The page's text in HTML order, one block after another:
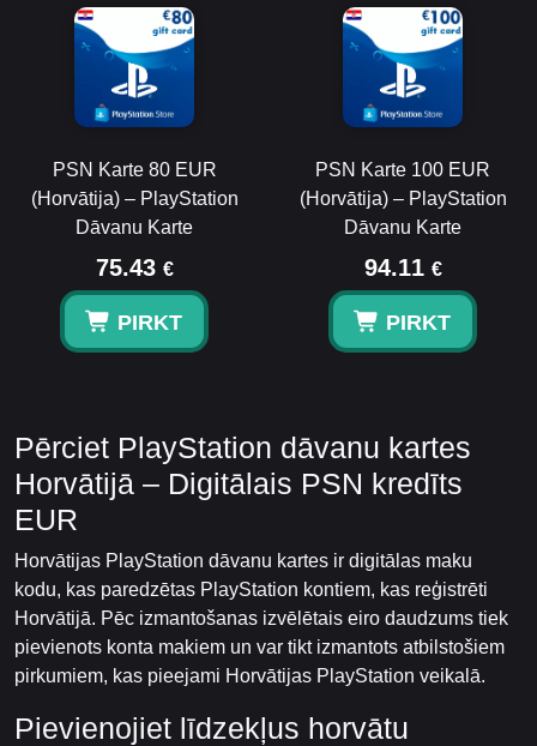
PSN Karte 80 EUR
(Horvātija) – PlayStation
Dāvanu Karte
75.43 €
PIRKT
PSN Karte 100 EUR
(Horvātija) – PlayStation
Dāvanu Karte
94.11 €
PIRKT
Pērciet PlayStation dāvanu kartes
Horvātijā – Digitālais PSN kredīts
EUR
Horvātijas PlayStation dāvanu kartes ir digitālas maku
kodu, kas paredzētas PlayStation kontiem, kas reģistrēti
Horvātijā. Pēc izmantošanas izvēlētais eiro daudzums tiek
pievienots konta makiem un var tikt izmantots atbilstošiem
pirkumiem, kas pieejami Horvātijas PlayStation veikalā.
Pievienojiet līdzekļus horvātu